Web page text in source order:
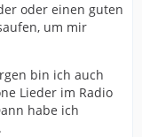
oder einen guten
um mir
bin ich auch
Lieder im Radio
habe ich